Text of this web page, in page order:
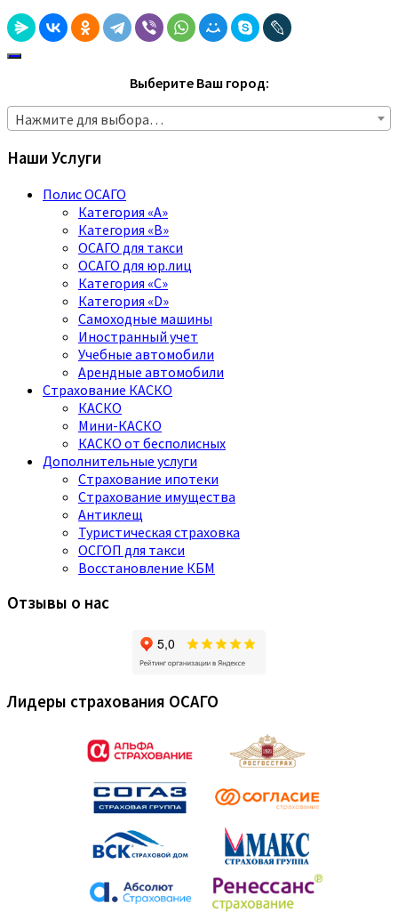
Выберите Ваш город:
Нажмите для выбора…
Наши Услуги
Полис ОСАГО
Категория «A»
Категория «B»
ОСАГО для такси
ОСАГО для юр.лиц
Категория «C»
Категория «D»
Самоходные машины
Иностранный учет
Учебные автомобили
Арендные автомобили
Страхование КАСКО
КАСКО
Мини-КАСКО
КАСКО от бесполисных
Дополнительные услуги
Страхование ипотеки
Страхование имущества
Антиклещ
Туристическая страховка
ОСГОП для такси
Восстановление КБМ
Отзывы о нас
Лидеры страхования ОСАГО